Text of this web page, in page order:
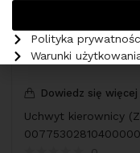
Dowiedz się więcej
Uchwyt kierownicy
00775302810400000
Polityka
Warunki